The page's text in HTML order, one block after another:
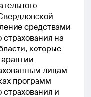
средствами
страхования на
которые
лицам
программ
страхования и